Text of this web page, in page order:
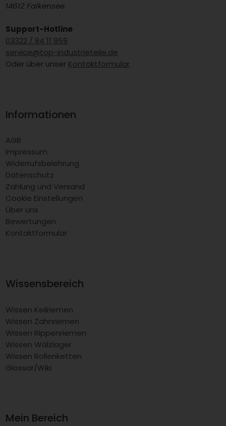
14612 Falkensee
Support-Hotline
03322 / 84 11 959
service@top-industrieteile.de
Oder über unser Kontaktformular
Informationen
AGB
Impressum
Widerrufsbelehrung
Datenschutz
Zahlung und Versand
Cookie Einstellungen
Über uns
Bewertungen
Kontaktformular
Wissensbereich
Wissen Keilriemen
Wissen Zahnriemen
Wissen Rippenriemen
Wissen Wälzlager
Wissen Rollenketten
Glossar/Wiki
Mein Bereich